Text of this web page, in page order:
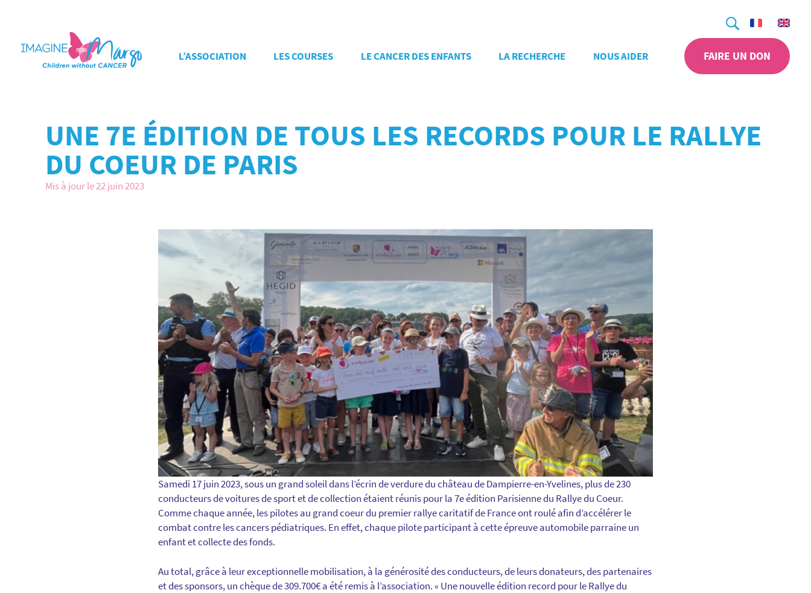
Recherche
L’ASSOCIATION LES COURSES LE CANCER DES ENFANTS LA RECHERCHE NOUS AIDER FAIRE UN DON
UNE 7E ÉDITION DE TOUS LES RECORDS POUR LE RALLYE
DU COEUR DE PARIS
Mis à jour le 22 juin 2023
Samedi 17 juin 2023, sous un grand soleil dans l’écrin de verdure du château de Dampierre-en-Yvelines, plus de 230
conducteurs de voitures de sport et de collection étaient réunis pour la 7e édition Parisienne du Rallye du Coeur.
Comme chaque année, les pilotes au grand coeur du premier rallye caritatif de France ont roulé afin d’accélérer le
combat contre les cancers pédiatriques. En effet, chaque pilote participant à cette épreuve automobile parraine un
enfant et collecte des fonds.
Au total, grâce à leur exceptionnelle mobilisation, à la générosité des conducteurs, de leurs donateurs, des partenaires
et des sponsors, un chèque de 309.700€ a été remis à l’association. « Une nouvelle édition record pour le Rallye du